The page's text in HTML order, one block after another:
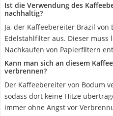
Ist die Verwendung des
nachhaltig?
Ja, der Kaffeebereiter Brazil
Edelstahlfilter aus. Dieser
Nachkaufen von Papierfiltern
Kann man sich an diesem
verbrennen?
Der Kaffeebereiter von Bodum
sodass dort keine Hitze
immer ohne Angst vor